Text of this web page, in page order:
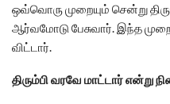
ஒவ்வொரு முறையும் சென்று
ஆர்வமோடு பேசுவார். இந்த
விட்டார்.
திரும்பி வரவே மாட்டார் என்று